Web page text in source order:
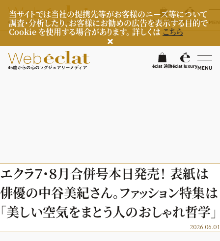
当サイトでは当社の提携先等がお客様のニーズ等について
調査・分析したり、お客様にお勧めの広告を表示する目的で
Cookie を使用する場合があります。 詳しくはこちら
éclat 通販éclat luxuryMENU検
8月の毎日コーデ
50代なに着てる？
ファッション特集
ヘアスタイル・ヘアケア
エイジングケア
メイク
50代ベストコスメ
ヘルスケア
ヘルスケアTOPICS
更年期
ストレッチ・エクササイズ
ライフスタイル
車・家電
エクラ 華組
éclat 通販éclat luxury
エクラ７・８月合併号本日発売！ 表紙は
俳優の中谷美紀さん。ファッション特集は
「美しい空気をまとう人のおしゃれ哲学」
2026.06.01